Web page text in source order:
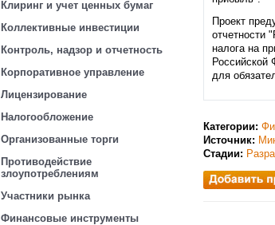
Клиринг и учет ценных бумаг
Коллективные инвестиции
Контроль, надзор и отчетность
Корпоративное управление
Лицензирование
Налогообложение
Организованные торги
Противодействие
злоупотреблениям
Участники рынка
Финансовые инструменты
Проект
отчетности
налога на
Российской
для
Категории:
Источник:
Стадии: